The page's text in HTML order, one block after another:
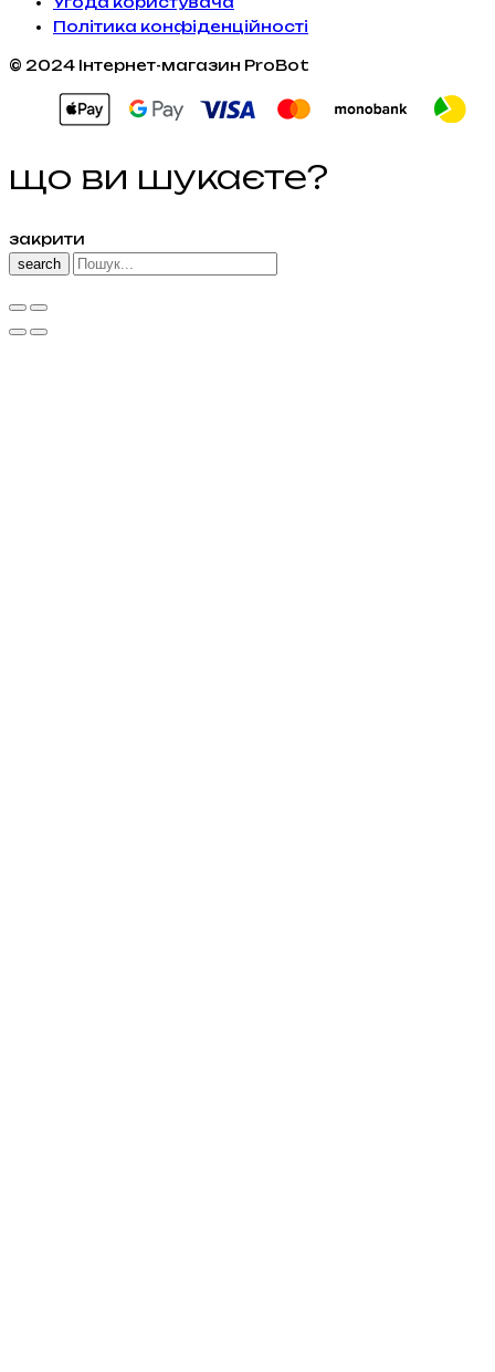
Політика конфіденційності
© 2024 Інтернет-магазин ProBot
що ви шукаєте?
закрити
search